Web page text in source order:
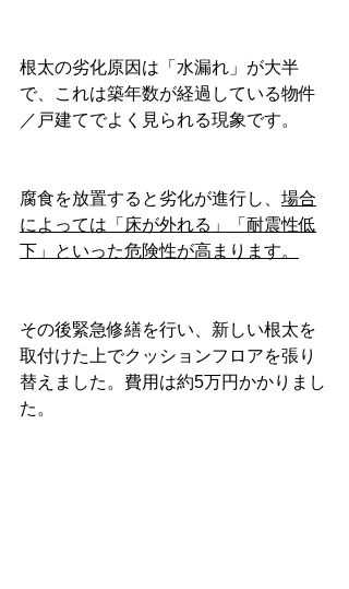
根太の劣化原因は「水漏れ」が大半
で、これは築年数が経過している物件
／戸建てでよく見られる現象です。
腐食を放置すると劣化が進行し、 場合
によっては「床が外れる」「耐震性低
下」といった危険性が高まります。
その後緊急修繕を行い、新しい根太を
取付けた上でクッションフロアを張り
替えました。費用は約5万円かかりまし
た。